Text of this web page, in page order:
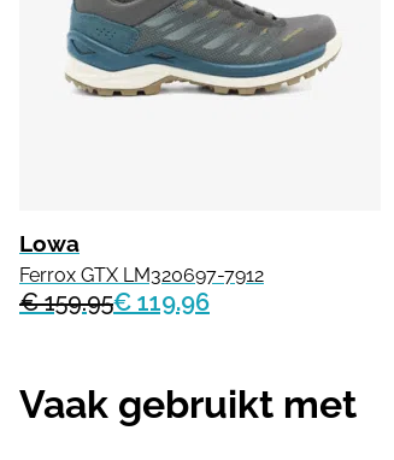
Lowa
Ferrox GTX LM320697-7912
€ 159.95€ 119.96
Vaak gebruikt met